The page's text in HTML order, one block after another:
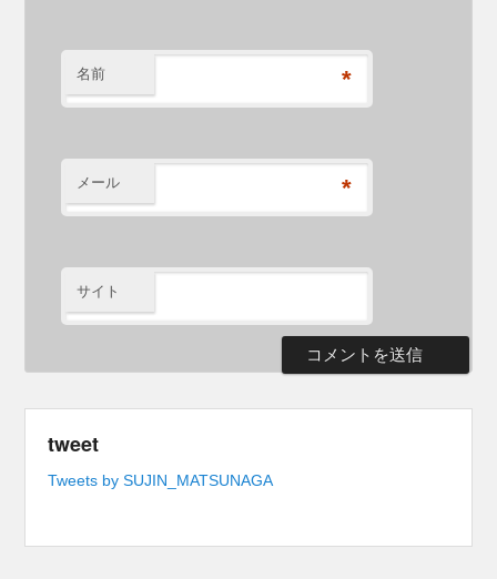
名前 *
メール *
サイト
tweet
Tweets by SUJIN_MATSUNAGA